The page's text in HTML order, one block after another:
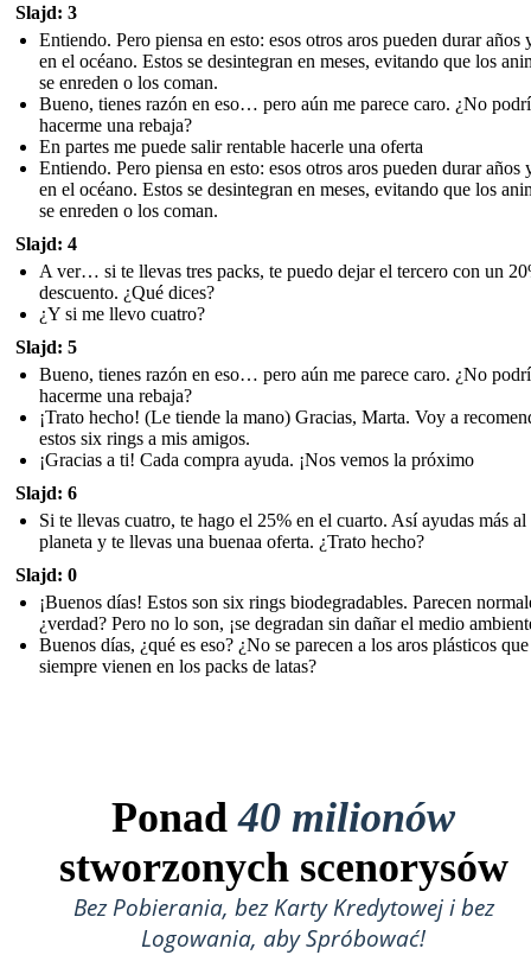
Slajd: 3
Entiendo. Pero piensa en esto: esos otros aros pueden durar años
en el océano. Estos se desintegran en meses, evitando que los
se enreden o los coman.
Bueno, tienes razón en eso… pero aún me parece caro. ¿No
hacerme una rebaja?
En partes me puede salir rentable hacerle una oferta
Entiendo. Pero piensa en esto: esos otros aros pueden durar años
en el océano. Estos se desintegran en meses, evitando que los
se enreden o los coman.
Slajd: 4
A ver… si te llevas tres packs, te puedo dejar el tercero con un
descuento. ¿Qué dices?
¿Y si me llevo cuatro?
Slajd: 5
Bueno, tienes razón en eso… pero aún me parece caro. ¿No
hacerme una rebaja?
¡Trato hecho! (Le tiende la mano) Gracias, Marta. Voy a
estos six rings a mis amigos.
¡Gracias a ti! Cada compra ayuda. ¡Nos vemos la próximo
Slajd: 6
Si te llevas cuatro, te hago el 25% en el cuarto. Así ayudas más al
planeta y te llevas una buenaa oferta. ¿Trato hecho?
Slajd: 0
¡Buenos días! Estos son six rings biodegradables. Parecen
¿verdad? Pero no lo son, ¡se degradan sin dañar el medio
Buenos días, ¿qué es eso? ¿No se parecen a los aros plásticos que
siempre vienen en los packs de latas?
Ponad40 milionów
stworzonych scenorysów
Bez Pobierania, bez Karty Kredytowej i bez
Logowania, aby Spróbować!